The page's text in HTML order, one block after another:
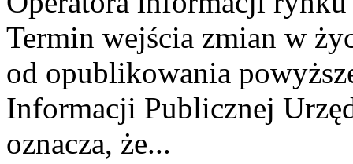
Termin wejścia zmian w
od opublikowania
Informacji Publicznej
oznacza, że...